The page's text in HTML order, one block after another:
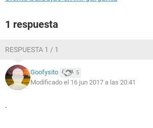
1 respuesta
RESPUESTA 1 / 1
Goofysito 5
Modificado el 16 jun 2017 a las 20:41
.